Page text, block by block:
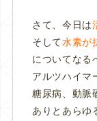
さて、今日は
そして水素が
についてなる
アルツハイマ
糖尿病、動脈
ありとあらゆ